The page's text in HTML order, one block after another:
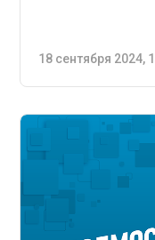
18 сентября 2024,